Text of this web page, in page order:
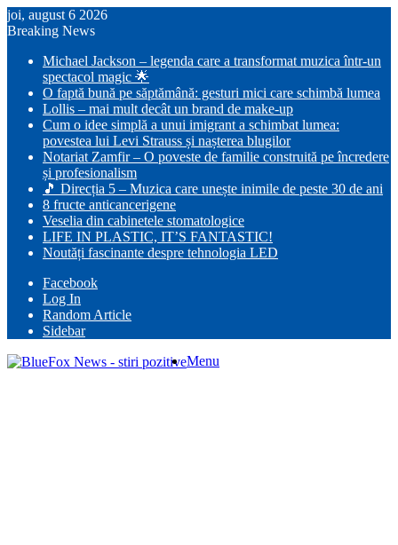
joi, august 6 2026
Breaking News
Michael Jackson – legenda care a transformat muzica într-un
spectacol magic 🌟
O faptă bună pe săptămână: gesturi mici care schimbă lumea
Lollis – mai mult decât un brand de make-up
Cum o idee simplă a unui imigrant a schimbat lumea:
povestea lui Levi Strauss și nașterea blugilor
Notariat Zamfir – O poveste de familie construită pe încredere
și profesionalism
🎵 Direcția 5 – Muzica care unește inimile de peste 30 de ani
8 fructe anticancerigene
Veselia din cabinetele stomatologice
LIFE IN PLASTIC, IT’S FANTASTIC!
Noutăți fascinante despre tehnologia LED
Facebook
Log In
Random Article
Sidebar
Menu